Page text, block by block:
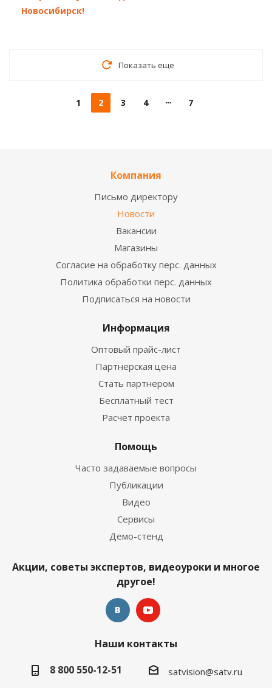
Новосибирск!
Показать еще
1 2 3 4 7
Компания
Письмо директору
Новости
Вакансии
Магазины
Согласие на обработку перс. данных
Политика обработки перс. данных
Подписаться на новости
Информация
Оптовый прайс-лист
Партнерская цена
Стать партнером
Бесплатный тест
Расчет проекта
Помощь
Часто задаваемые вопросы
Публикации
Видео
Сервисы
Демо-стенд
Акции, советы экспертов, видеоуроки и многое
другое!
Наши контакты
8 800 550-12-51
satvision@satv.ru